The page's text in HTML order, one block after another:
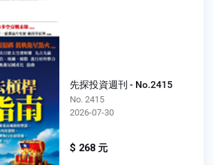
先探投資週刊 - No.2415
No. 2415
2026-07-30
$ 268 元